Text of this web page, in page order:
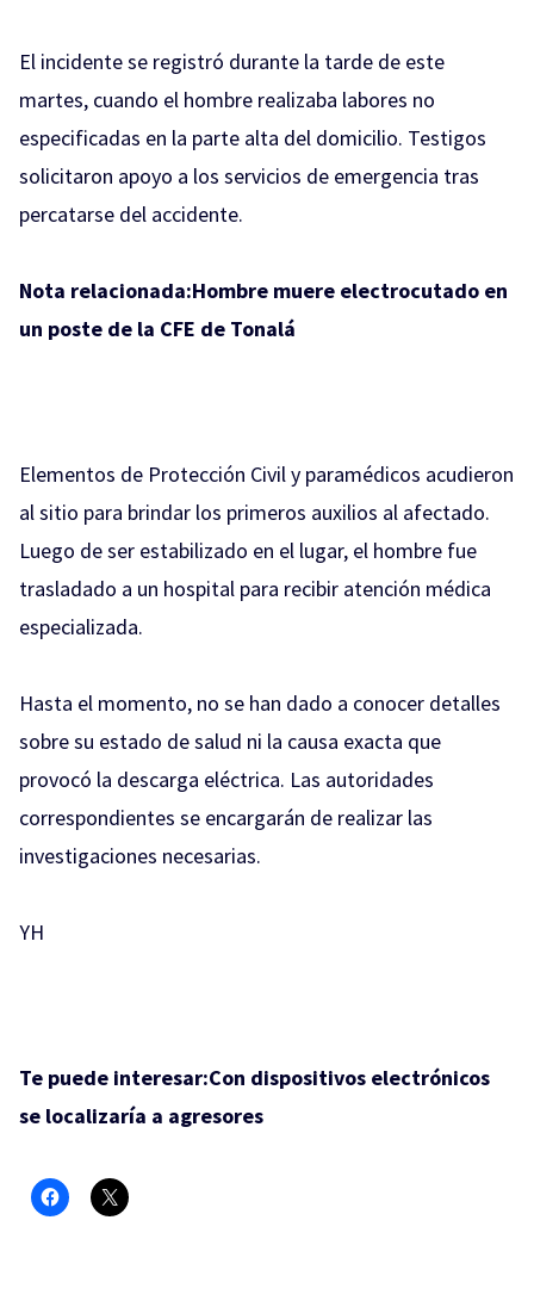
El incidente se registró durante la tarde de este
martes, cuando el hombre realizaba labores no
especificadas en la parte alta del domicilio. Testigos
solicitaron apoyo a los servicios de emergencia tras
percatarse del accidente.
Nota relacionada:Hombre muere electrocutado en
un poste de la CFE de Tonalá
Elementos de Protección Civil y paramédicos acudieron
al sitio para brindar los primeros auxilios al afectado.
Luego de ser estabilizado en el lugar, el hombre fue
trasladado a un hospital para recibir atención médica
especializada.
Hasta el momento, no se han dado a conocer detalles
sobre su estado de salud ni la causa exacta que
provocó la descarga eléctrica. Las autoridades
correspondientes se encargarán de realizar las
investigaciones necesarias.
YH
Te puede interesar:Con dispositivos electrónicos
se localizaría a agresores